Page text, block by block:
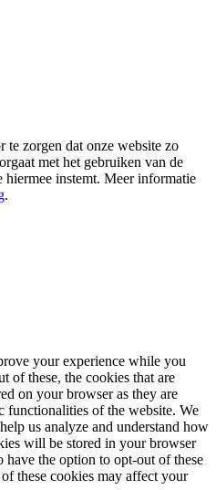
te zorgen dat onze website zo
met het gebruiken van de
hiermee instemt. Meer informatie
.
your experience while you
of these, the cookies that are
on your browser as they are
functionalities of the website. We
us analyze and understand how
will be stored in your browser
the option to opt-out of these
these cookies may affect your